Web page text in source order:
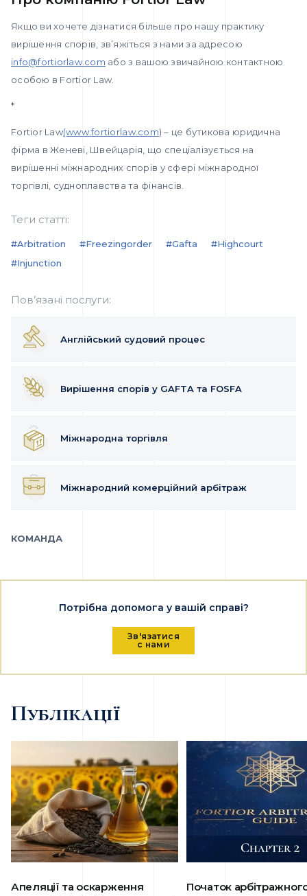
Якщо ви хочете дізнатися більше про нашу практику
вирішення спорів, зв’яжіться з нами за адресою
info@fortiorlaw.com або з вашою звичайною контактною
особою в Fortior Law.
*
Fortior Law(www.fortiorlaw.com) – це бутикова юридична
фірма в Женеві, Швейцарія, що спеціалізується на
вирішенні міжнародних спорів у сфері міжнародної
торгівлі, судноплавства та фінансів.
Теги статті:
#arbitration #freezingorder #gafta
#highcourt
#injunction
Пов’язані послуги:
Англійський судовий процес
Вирішення спорів у GAFTA та FOSFA
Міжнародна торгівля
Міжнародний комерційний арбітраж
КОМАНДА
Потрібна допомога у вашій справі?
Зв'язатися
с нами
Публікації
Апеляції та оскарження
Початок